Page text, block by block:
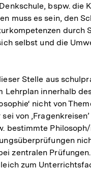
bspw. die
muss es sein, den
durch
selbst und die
Stelle aus
Lehrplan innerhalb
nicht von
von
bestimmte
zentralen
zum